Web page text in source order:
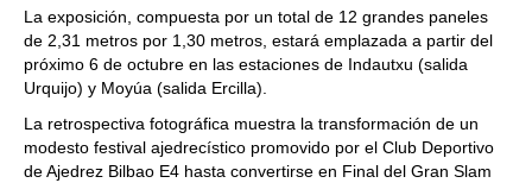
La exposición, compuesta por un total de 12 grandes paneles
de 2,31 metros por 1,30 metros, estará emplazada a partir del
próximo 6 de octubre en las estaciones de Indautxu (salida
Urquijo) y Moyúa (salida Ercilla).
La retrospectiva fotográfica muestra la transformación de un
modesto festival ajedrecístico promovido por el Club Deportivo
de Ajedrez Bilbao E4 hasta convertirse en Final del Gran Slam